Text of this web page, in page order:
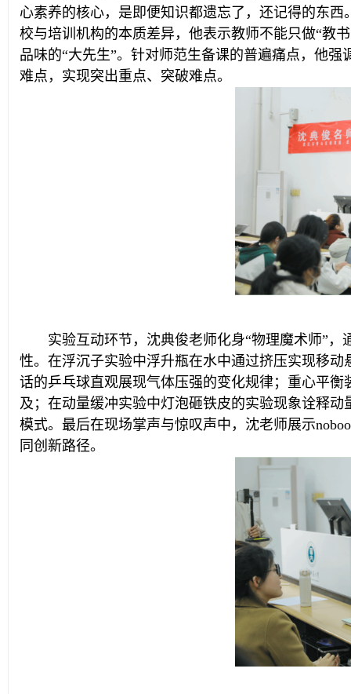
心素养的核心，是即便知识都遗忘了，还记得的东
校与培训机构的本质差异，他表示教师不能只做“教
品味的“大先生”。针对师范生备课的普遍痛点，他
难点，实现突出重点、突破难点。
实验互动环节，沈典俊老师化身“物理魔术师”
性。在浮沉子实验中浮升瓶在水中通过挤压实现移
话的乒乓球直观展现气体压强的变化规律；重心平
及；在动量缓冲实验中灯泡砸铁皮的实验现象诠释
模式。最后在现场掌声与惊叹声中，沈老师展示
同创新路径。